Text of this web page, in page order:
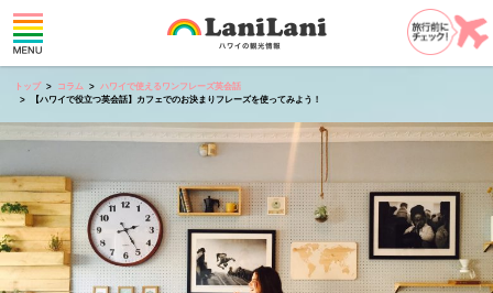
トップ コラム
ハワイで使えるワンフレーズ英会話
【ハワイで役立つ英会話】カフェでのお決まりフレーズを使ってみよう！